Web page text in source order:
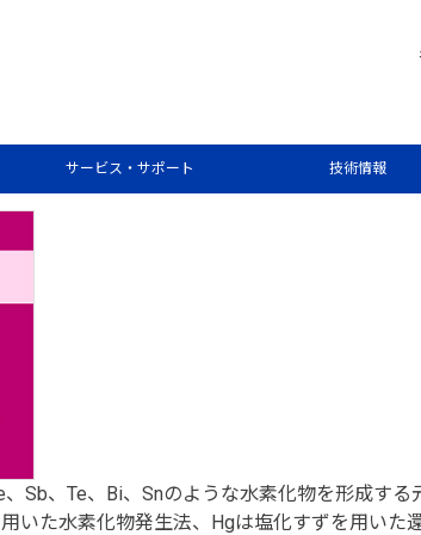
サービス・サポート 技術情報
システム
Sb、Te、Bi、Snのような水素化物を形成す
いた水素化物発生法、Hgは塩化すずを用いた